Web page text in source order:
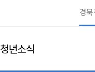
청년소식